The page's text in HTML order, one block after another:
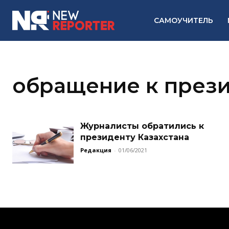
САМОУЧИТЕЛЬ
обращение к
Журналисты обратились к
президенту Казахстана
Редакция - 01/06/2021